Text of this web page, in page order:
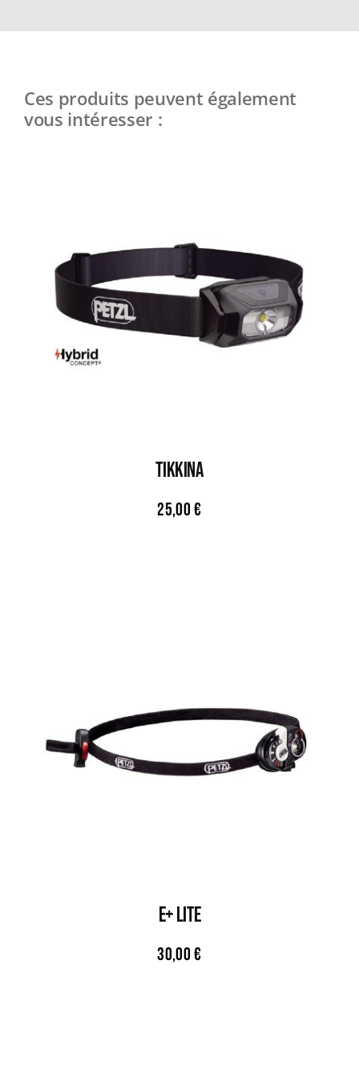
Ces produits peuvent également
vous intéresser :
TIKKINA
25,00€
E+ LITE
30,00€